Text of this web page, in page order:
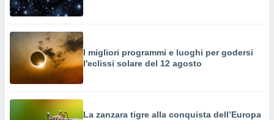
I migliori programmi e luoghi per godersi
l'eclissi solare del 12 agosto
La zanzara tigre alla conquista dell’Europa